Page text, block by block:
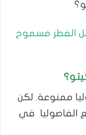
الفطر مسموح
ممنوعة. لكن
الفاصوليا في